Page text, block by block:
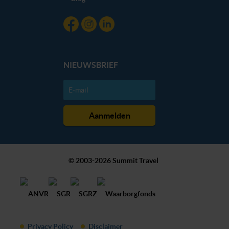
NIEUWSBRIEF
© 2003-2026 Summit Travel
Privacy Policy Disclaimer